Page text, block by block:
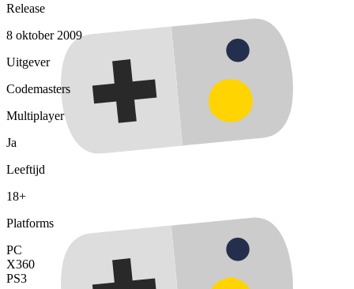
Release
8 oktober 2009
Uitgever
Codemasters
Multiplayer
Ja
Leeftijd
18+
Platforms
PC
X360
PS3